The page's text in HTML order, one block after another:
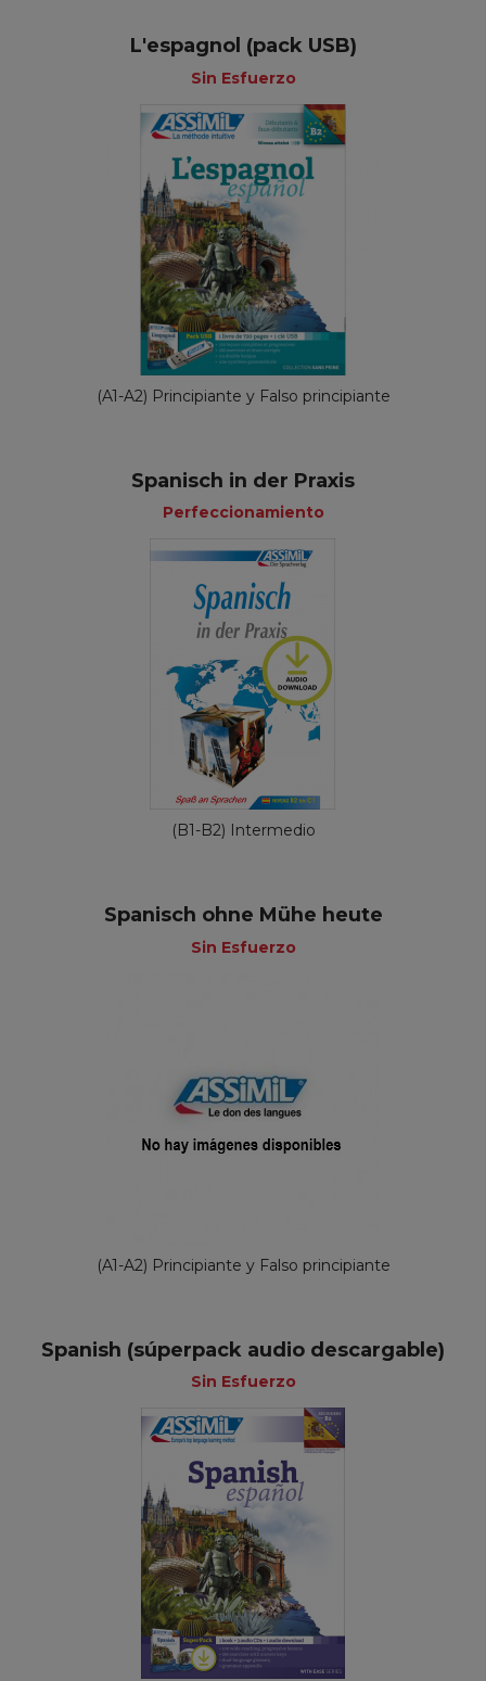
L'espagnol (pack USB)
Sin Esfuerzo
(A1-A2) Principiante y Falso principiante
Spanisch in der Praxis
Perfeccionamiento
(B1-B2) Intermedio
Spanisch ohne Mühe heute
Sin Esfuerzo
(A1-A2) Principiante y Falso principiante
Spanish (súperpack audio descargable)
Sin Esfuerzo